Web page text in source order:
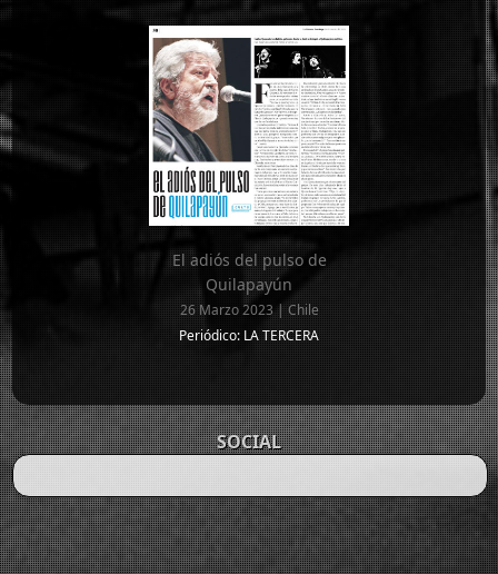
El adiós del pulso de
Quilapayún
26 Marzo 2023 | Chile
Periódico: LA TERCERA
SOCIAL